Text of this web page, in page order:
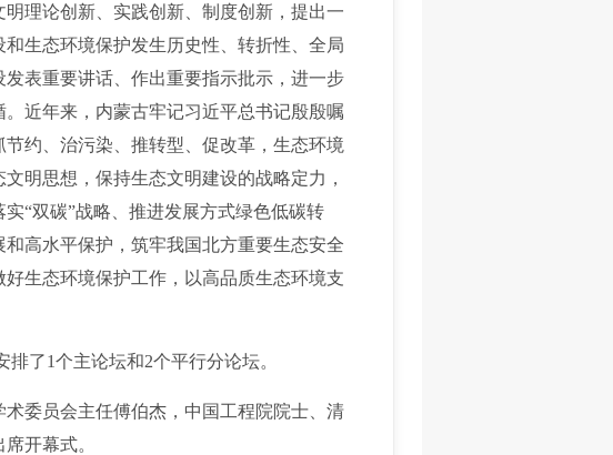
理论创新、实践创新、制度创新，提出一
生态环境保护发生历史性、转折性、全局
表重要讲话、作出重要指示批示，进一步
近年来，内蒙古牢记习近平总书记殷殷嘱
约、治污染、推转型、促改革，生态环境
明思想，保持生态文明建设的战略定力，
“双碳”战略、推进发展方式绿色低碳转
高水平保护，筑牢我国北方重要生态安全
生态环境保护工作，以高品质生态环境支
了1个主论坛和2个平行分论坛。
委员会主任傅伯杰，中国工程院院士、清
开幕式。